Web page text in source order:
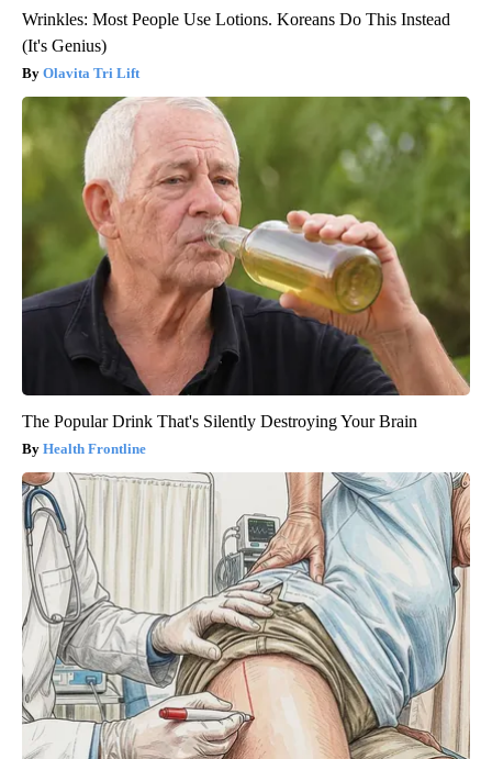
Wrinkles: Most People Use Lotions. Koreans Do This Instead
(It's Genius)
Olavita Tri Lift
The Popular Drink That's Silently Destroying Your Brain
Health Frontline